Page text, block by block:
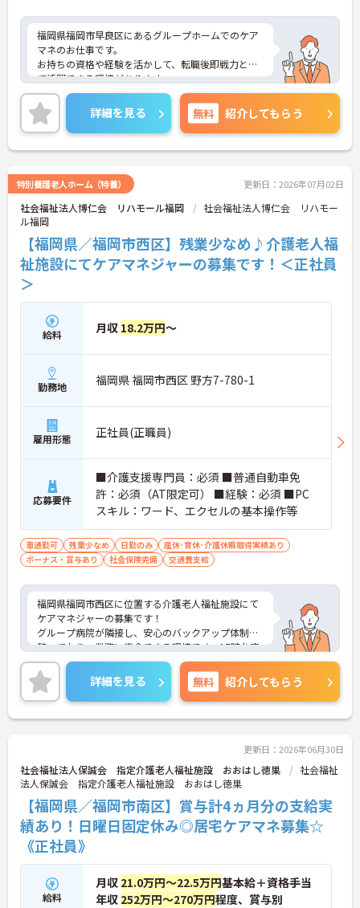
児・介護向けの時短勤務制度が整っており、ご家庭
との両立を強力にサポートする環境です
・医療費や市販薬の補助が受けられる共済会制度に
加え、75歳までの再雇用制度が設けられていること
で、長期的な安心感を持ってご活躍いただけます
福岡県福岡市早良区にあるグループホームでのケア
マネのお仕事です。
お持ちの資格や経験を活かして、転職後即戦力とし
て活躍できる環境があります。
年間休日110日以上あり、しっかり働いてしっかり
休める、社員にとって理想の働き方を実現できます
♪
車通勤が可能なので、遠くにお住まいの方もストレ
ス少なく通っていただけますよ。
さい。更に詳細などお伝えします。
詳細を見る 無料 紹介してもらう
特別養護老人ホーム（特養） 更新日：2026年07月02日
社会福祉法人博仁会 リハモール福岡
社会福祉法人博仁会 リハモー
ル福岡
【福岡県／福岡市西区】残業少なめ♪介護老人福
祉施設にてケアマネジャーの募集です！＜正社員
＞
給料 月収 18.2万円～
勤務地 福岡県 福岡市西区 野方7-780-1
雇用形態 正社員(正職員)
応募要件
■介護支援専門員：必須 ■普通自動車免
許：必須（AT限定可） ■経験：必須 ■PC
スキル：ワード、エクセルの基本操作等
車通勤可 残業少なめ 日勤のみ
産休･育休･介護休暇取得実績あり
ボーナス・賞与あり
社会保険完備 交通費支給
福岡県福岡市西区に位置する介護老人福祉施設にて
ケアマネジャーの募集です！
グループ病院が隣接し、安心のバックアップ体制も
整っており、業務に専念できる環境です。17時台定
時、残業は少なく、プライベートとの両立もしやす
いです。ご興味のある方には、面接対策ポイントな
ど、さらに詳細をお話しいたしますのでお気軽にご
相談ください！
詳細を見る 無料 紹介してもらう
更新日：2026年06月30日
社会福祉法人保誠会 指定介護老人福祉施設 おおはし徳巣
社会福祉
法人保誠会 指定介護老人福祉施設 おおはし徳巣
【福岡県／福岡市南区】賞与計4ヵ月分の支給実
績あり！日曜日固定休み◎居宅ケアマネ募集☆
《正社員》
給料
月収 21.0万円～22.5万円基本給＋資格手当
年収 252万円～270万円程度、賞与別